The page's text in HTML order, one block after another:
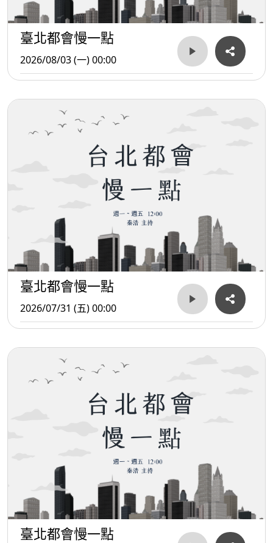
臺北都會慢一點
2026/08/03 (一) 00:00
臺北都會慢一點
2026/07/31 (五) 00:00
臺北都會慢一點